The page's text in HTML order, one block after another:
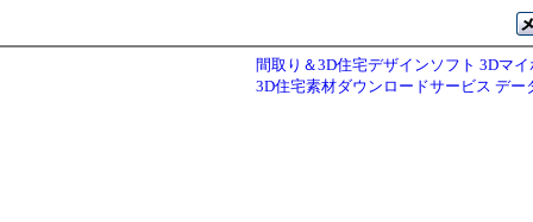
間取り＆3D住宅デザインソフト 3Dマ
3D住宅素材ダウンロードサービス デー